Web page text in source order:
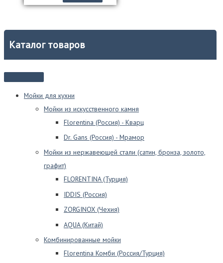
Каталог товаров
Мойки для кухни
Мойки из искусственного камня
Florentina (Россия) - Кварц
Dr. Gans (Россия) - Мрамор
Мойки из нержавеющей стали (сатин, бронза, золото,
графит)
FLORENTINA (Турция)
IDDIS (Россия)
ZORGINOX (Чехия)
AQUA (Китай)
Комбинированные мойки
Florentina Комби (Россия/Турция)